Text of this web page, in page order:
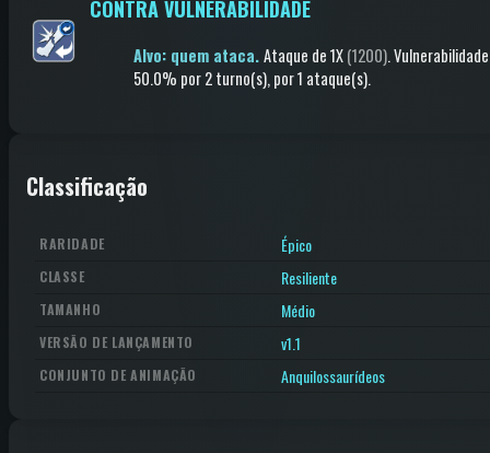
CONTRA VULNERABILIDADE
Alvo: quem ataca.Ataque de 1X(1200).Vulnerabilidade
50.0% por 2 turno(s), por 1 ataque(s).
Classificação
RARIDADE Épico
CLASSE Resiliente
TAMANHO Médio
VERSÃO DE LANÇAMENTO v1.1
CONJUNTO DE ANIMAÇÃO Anquilossaurídeos